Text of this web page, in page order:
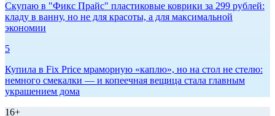
Скупаю в "Фикс Прайс" пластиковые коврики за 299 рублей:
кладу в ванну, но не для красоты, а для максимальной
экономии
5
Купила в Fix Price мраморную «каплю», но на стол не стелю:
немного смекалки — и копеечная вещица стала главным
украшением дома
16+